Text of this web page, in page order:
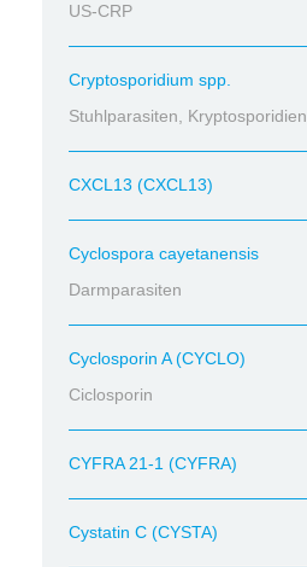
US-CRP
Cryptosporidium spp.
Stuhlparasiten, Kryptosporidien
CXCL13 (CXCL13)
Cyclospora cayetanensis
Darmparasiten
Cyclosporin A (CYCLO)
Ciclosporin
CYFRA 21-1 (CYFRA)
Cystatin C (CYSTA)